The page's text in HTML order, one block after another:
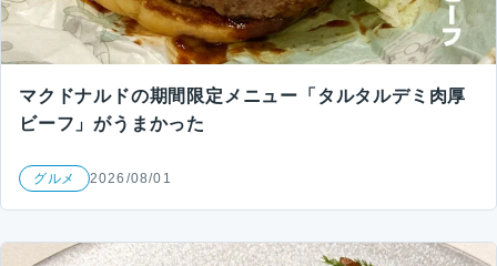
マクドナルドの期間限定メニュー「タルタルデミ肉厚
ビーフ」がうまかった
グルメ 2026/08/01